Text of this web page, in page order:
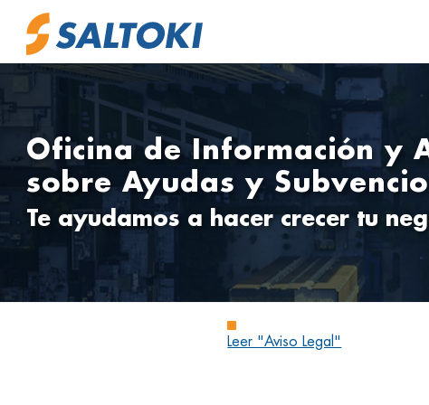
Oficina de Información y
sobre Ayudas y
Te ayudamos a hacer crecer tu
Leer "Aviso Legal"